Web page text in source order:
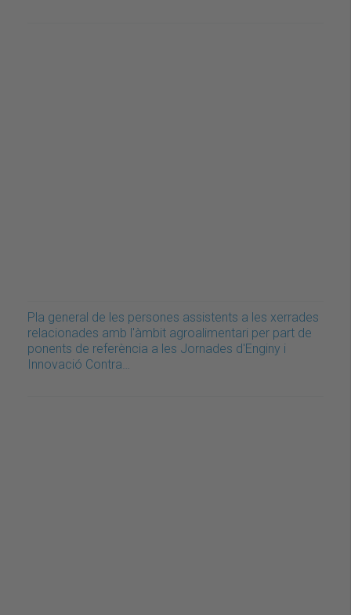
Pla general de les persones assistents a les xerrades
relacionades amb l'àmbit agroalimentari per part de
ponents de referència a les Jornades d'Enginy i
Innovació Contra…